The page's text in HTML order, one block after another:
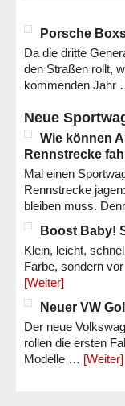
Porsche
Da die dritte
den Straßen rollt,
kommenden Jahr
Neue
Wie können
Rennstrecke
Mal einen
Rennstrecke
bleiben muss.
Boost Baby!
Klein, leicht,
Farbe, sondern
[Weiter]
Neuer VW
Der neue
rollen die ersten
Modelle … [Weiter]